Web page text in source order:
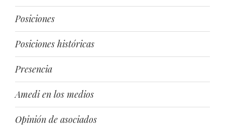
Posiciones
Posiciones históricas
Presencia
Amedi en los medios
Opinión de asociados